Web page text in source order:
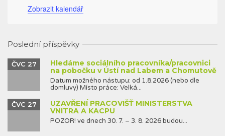
Zobrazit kalendář
Poslední příspěvky
Hledáme sociálního pracovníka/pracovnici
na pobočku v Ústí nad Labem a Chomutově
ČVC 27
Datum možného nástupu: od 1.8.2026 (nebo dle
domluvy) Místo práce: Velká...
UZAVŘENÍ PRACOVIŠŤ MINISTERSTVA
VNITRA A KACPU
ČVC 27
POZOR! ve dnech 30. 7. – 3. 8. 2026 budou...